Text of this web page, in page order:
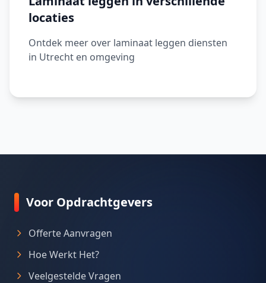
locaties
Ontdek meer over laminaat leggen diensten
in Utrecht en omgeving
Voor Opdrachtgevers
Offerte Aanvragen
Hoe Werkt Het?
Veelgestelde Vragen